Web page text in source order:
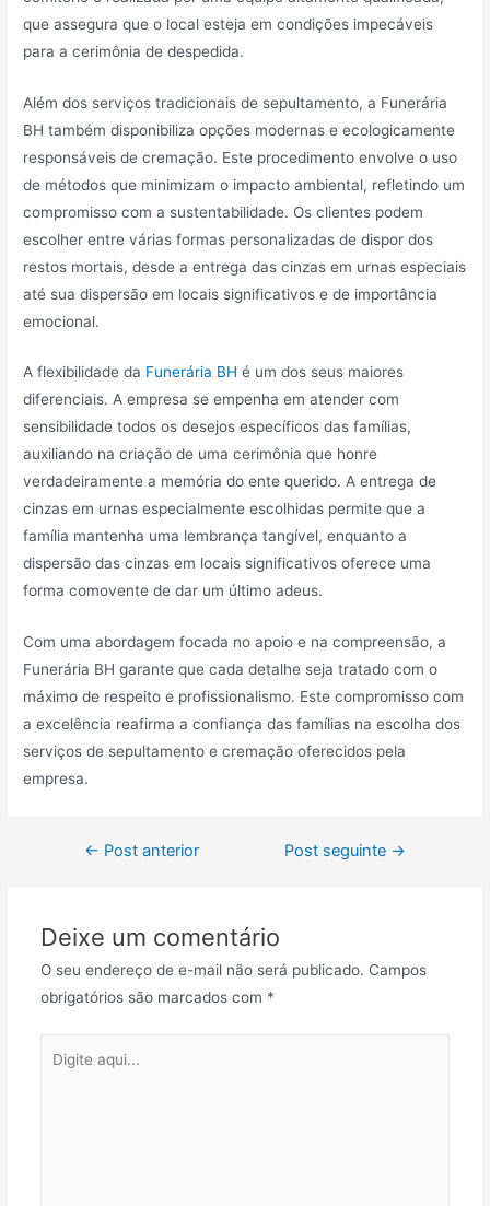
que assegura que o local esteja em condições impecáveis
para a cerimônia de despedida.
Além dos serviços tradicionais de sepultamento, a Funerária
BH também disponibiliza opções modernas e ecologicamente
responsáveis de cremação. Este procedimento envolve o uso
de métodos que minimizam o impacto ambiental, refletindo um
compromisso com a sustentabilidade. Os clientes podem
escolher entre várias formas personalizadas de dispor dos
restos mortais, desde a entrega das cinzas em urnas especiais
até sua dispersão em locais significativos e de importância
emocional.
A flexibilidade da Funerária BH é um dos seus maiores
diferenciais. A empresa se empenha em atender com
sensibilidade todos os desejos específicos das famílias,
auxiliando na criação de uma cerimônia que honre
verdadeiramente a memória do ente querido. A entrega de
cinzas em urnas especialmente escolhidas permite que a
família mantenha uma lembrança tangível, enquanto a
dispersão das cinzas em locais significativos oferece uma
forma comovente de dar um último adeus.
Com uma abordagem focada no apoio e na compreensão, a
Funerária BH garante que cada detalhe seja tratado com o
máximo de respeito e profissionalismo. Este compromisso com
a excelência reafirma a confiança das famílias na escolha dos
serviços de sepultamento e cremação oferecidos pela
empresa.
Navegação
← Post anterior Post seguinte →
Deixe um comentário
O seu endereço de e-mail não será publicado. Campos
obrigatórios são marcados com *
aqui...